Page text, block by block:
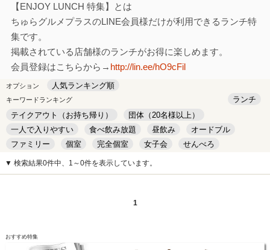
【ENJOY LUNCH 特集】とは
ちゅらグルメプラスのLINE会員様だけが利用できるランチ特
集です。
掲載されている店舗様のランチがお得に楽しめます。
会員登録はこちらから→ http://lin.ee/hO9cFil
オプション 人気ランキング順
キーワードランキング
ランチ
テイクアウト（お持ち帰り）
団体（20名様以上）
一人で入りやすい
食べ飲み放題 昼飲み
オードブル
ファミリー
個室 完全個室 女子会
せんべろ
キッズルーム
安い デート
▼ 検索結果0件中、1～0件を表示しています。
1
おすすめ特集